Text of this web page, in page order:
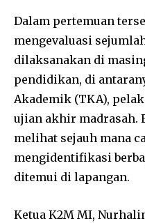
Dalam pertemuan
mengevaluasi
dilaksanakan di
pendidikan, di
Akademik (TKA),
ujian akhir madrasah.
melihat sejauh mana
mengidentifikasi
ditemui di lapangan.
Ketua K2M MI,